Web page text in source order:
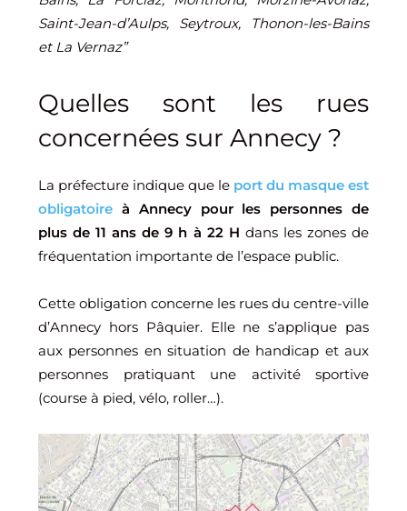
Saint-Jean-d’Aulps, Seytroux, Thonon-les-Bains
et La Vernaz”
Quelles sont les rues
concernées sur Annecy ?
La préfecture indique que le port du masque est
obligatoire à Annecy pour les personnes de
plus de 11 ans de 9 h à 22 H dans les zones de
fréquentation importante de l’espace public.
Cette obligation concerne les rues du centre-ville
d’Annecy hors Pâquier. Elle ne s’applique pas
aux personnes en situation de handicap et aux
personnes pratiquant une activité sportive
(course à pied, vélo, roller…).